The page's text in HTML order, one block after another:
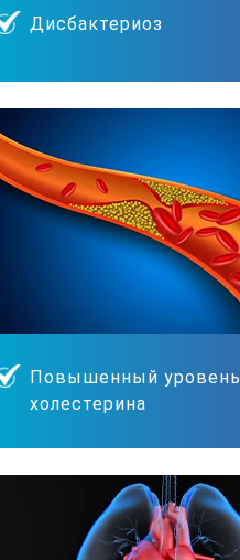
Дисбактериоз
Повышенный уровень
холестерина